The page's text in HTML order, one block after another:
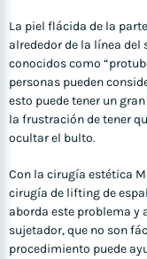
La piel flácida de la
alrededor de la línea del
conocidos como
personas pueden
esto puede tener un
la frustración de tener
ocultar el bulto.
Con la cirugía estética
cirugía de lifting de
aborda este problema y
sujetador, que no son
procedimiento puede